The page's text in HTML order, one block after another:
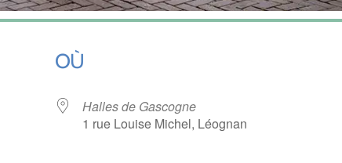
OÙ
Halles de Gascogne
1 rue Louise Michel, Léognan